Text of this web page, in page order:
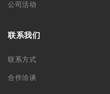
公司活动
联系我们
联系方式
合作洽谈